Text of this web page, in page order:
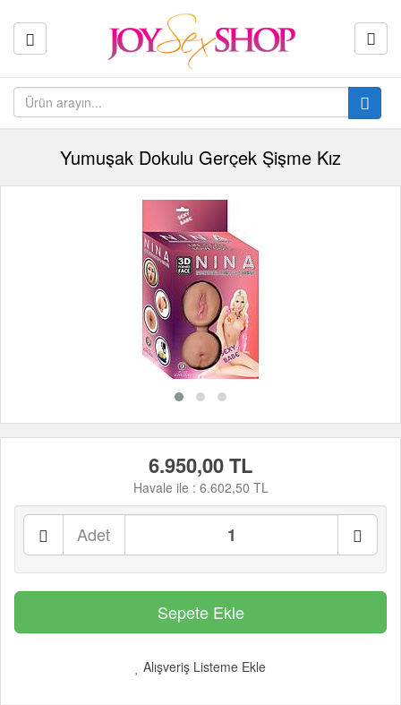
Yumuşak Dokulu Gerçek Şişme Kız
6.950,00 TL
Havale ile : 6.602,50 TL
Adet
Alışveriş Listeme Ekle